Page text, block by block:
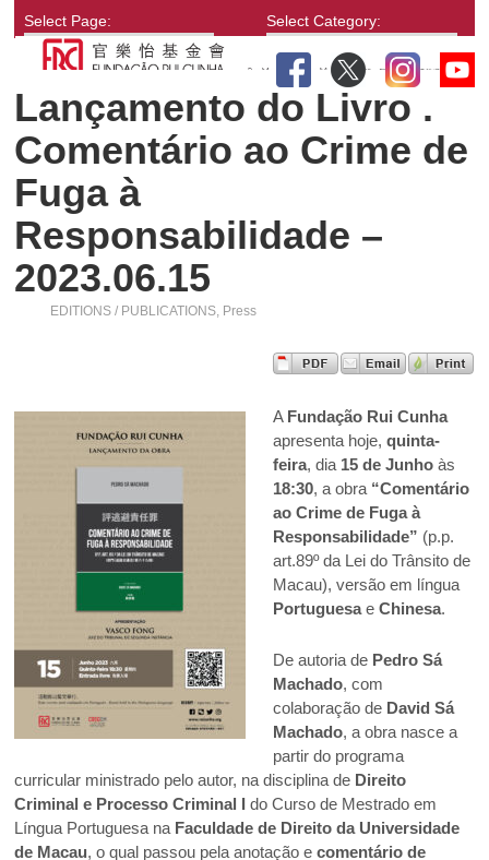
Select Page: Select Category:
Lançamento do Livro .
Comentário ao Crime de
Fuga à
Responsabilidade –
2023.06.15
EDITIONS / PUBLICATIONS, Press
A Fundação Rui Cunha
apresenta hoje, quinta-
feira, dia 15 de Junhoàs
18:30, a obra “Comentário
ao Crime de Fuga à
Responsabilidade” (p.p.
art.89º da Lei do Trânsito de
Macau), versão em língua
Portuguesae Chinesa.
De autoria de Pedro Sá
Machado, com
colaboração de David Sá
Machado, a obra nasce a
partir do programa
curricular ministrado pelo autor, na disciplina de Direito
Criminal e Processo Criminal I do Curso de Mestrado em
Língua Portuguesa na Faculdade de Direito da Universidade
de Macau, o qual passou pela anotação ecomentário de